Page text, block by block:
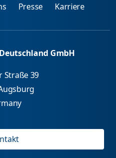
Presse Karriere
GmbH
Straße 39